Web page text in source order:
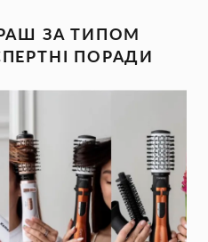
ЗА ТИПОМ
ПОРАДИ